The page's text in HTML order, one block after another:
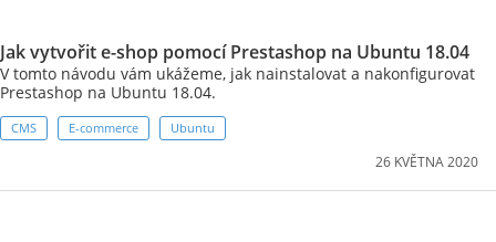
Jak vytvořit e-shop pomocí Prestashop na Ubuntu 18.04
V tomto návodu vám ukážeme, jak nainstalovat a nakonfigurovat
Prestashop na Ubuntu 18.04.
CMS E-commerce Ubuntu
26 KVĚTNA 2020